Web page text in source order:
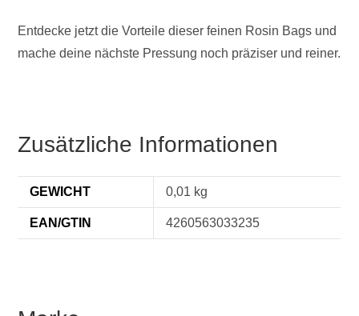
Entdecke jetzt die Vorteile dieser feinen Rosin Bags und
mache deine nächste Pressung noch präziser und reiner.
Zusätzliche Informationen
GEWICHT 0,01 kg
EAN/GTIN 4260563033235